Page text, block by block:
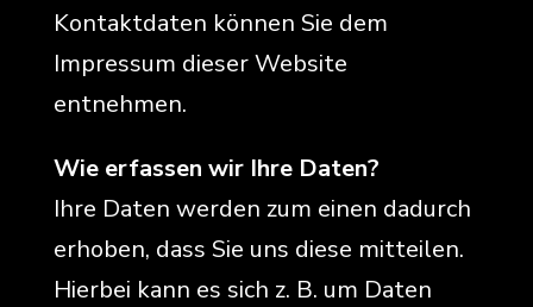
Kontaktdaten können Sie dem
Impressum dieser Website
entnehmen.
Wie erfassen wir Ihre Daten?
Ihre Daten werden zum einen dadurch
erhoben, dass Sie uns diese mitteilen.
Hierbei kann es sich z. B. um Daten